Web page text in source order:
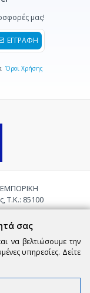
μας!
ΕΓΓΡΑΦΗ
Όροι Χρήσης
Τ.Κ.: 85100
σας
να βελτιώσουμε την
υπηρεσίες. Δείτε